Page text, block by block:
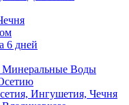
6 дней
Минеральные Воды
Ингушетия, Чечня